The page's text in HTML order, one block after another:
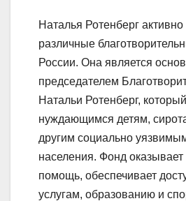
Наталья Ротенберг
различные
России. Она является
председателем
Натальи Ротенберг,
нуждающимся детям,
другим социально
населения. Фонд
помощь, обеспечивает
услугам, образованию и